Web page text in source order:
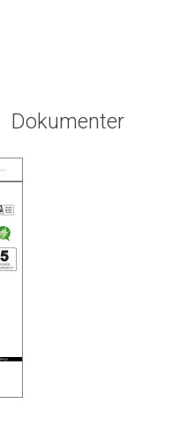
Dokumenter